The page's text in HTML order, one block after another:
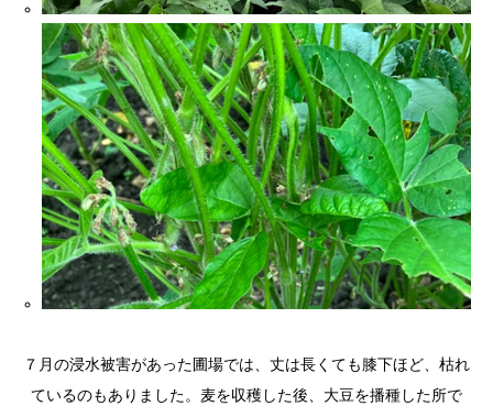
７月の浸水被害があった圃場では、丈は長くても膝下ほど、枯れ
ているのもありました。麦を収穫した後、大豆を播種した所で